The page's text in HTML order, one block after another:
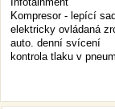
Kompresor - lepící
elektricky ovládaná
auto. denní svícení
kontrola tlaku v